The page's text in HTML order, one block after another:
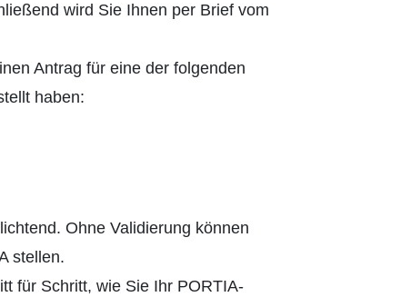
wird Sie Ihnen per Brief vom
Antrag für eine der folgenden
haben:
Ohne Validierung können
stellen.
für Schritt, wie Sie Ihr PORTIA-